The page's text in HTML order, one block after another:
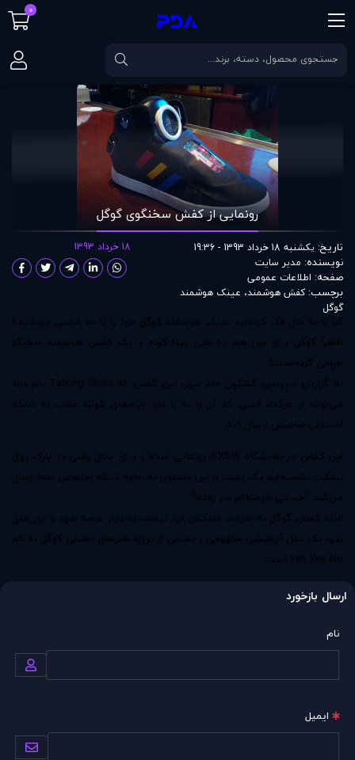
صفحه اصلی مقالات رونمایی از کفش سخنگوی گوگل
رونمایی از کفش سخنگوی گوگل
تاریخ: یکشنبه 18 خرداد 1393 - 19:36
نویسنده: مدير سايت
صفحه: اطلاعات عمومی
برچسب:کفش هوشمند، عینک هوشمند
گوگل
18 خرداد 1393
آیا تا به حال فکر کرده‌اید عینک هوشمند گوگل خود را با چه لباسی بپوشید؟
ظاهراً گوگل برای این هم راه‌ حلی پیدا کرده و یک کفش هوشمند سخنگو
طراحی کرده‌است!
به گزارش سرویس کشکول جام نیوز، این کفش که Talking Shoe نام دارد
می‌تواند از حرکات کسی که آن را به پا دارد پیام‌های کوتاه جالب به شبکه
اجتماعی صاحبش ارسال کند.
این کفش در نمایشگاه SXSW رونمایی شده و برای مثال وقتی در پارک روی
نیمکت نشسته‌اید یک پست با این مضمون به نمایه شبکه اجتماعی شما ارسال
می‌کند: “حسابی حوصله‌ام سر رفته!”
البته کفش گوگل به سرعت عینکش قرار نیست به بازار عرضه شود و این مدل
تنها یک مدل آزمایشی مفهومی و بخشی از پروژه هنرهای تعاملی گوگل به نام
Yes Yes No‌ است.
ارسال بازخورد
نام
ایمیل
0